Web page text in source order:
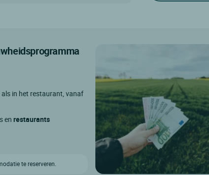
in het restaurant, vanaf
en restaurants
te reserveren.